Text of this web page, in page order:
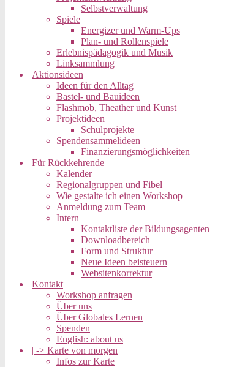
Selbstverwaltung
Spiele
Energizer und Warm-Ups
Plan- und Rollenspiele
Erlebnispädagogik und Musik
Linksammlung
Aktionsideen
Ideen für den Alltag
Bastel- und Bauideen
Flashmob, Theather und Kunst
Projektideen
Schulprojekte
Spendensammelideen
Finanzierungsmöglichkeiten
Für Rückkehrende
Kalender
Regionalgruppen und Fibel
Wie gestalte ich einen Workshop
Anmeldung zum Team
Intern
Kontaktliste der Bildungsagenten
Downloadbereich
Form und Struktur
Neue Ideen beisteuern
Websitenkorrektur
Kontakt
Workshop anfragen
Über uns
Über Globales Lernen
Spenden
English: about us
| -> Karte von morgen
Infos zur Karte